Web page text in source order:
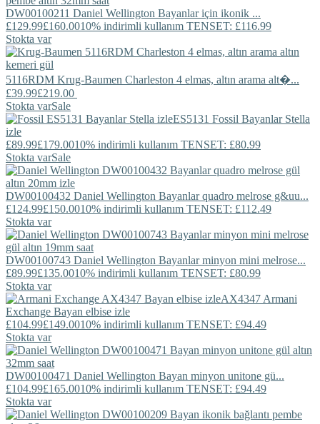
DW00100211 Daniel Wellington Bayanlar için ikonik ...
£129.99£160.0010% indirimli kullanım TENSET: £116.99
Stokta var
5116RDM Krug-Baumen Charleston 4 elmas, altın arama alt�...
£39.99£219.00
Stokta varSale
ES5131 Fossil Bayanlar Stella
izle
£89.99£179.0010% indirimli kullanım TENSET: £80.99
Stokta varSale
DW00100432 Daniel Wellington Bayanlar quadro melrose g&uu...
£124.99£150.0010% indirimli kullanım TENSET: £112.49
Stokta var
DW00100743 Daniel Wellington Bayanlar minyon mini melrose...
£89.99£135.0010% indirimli kullanım TENSET: £80.99
Stokta var
AX4347 Armani
Exchange Bayan elbise izle
£104.99£149.0010% indirimli kullanım TENSET: £94.49
Stokta var
DW00100471 Daniel Wellington Bayan minyon unitone gü...
£104.99£165.0010% indirimli kullanım TENSET: £94.49
Stokta var